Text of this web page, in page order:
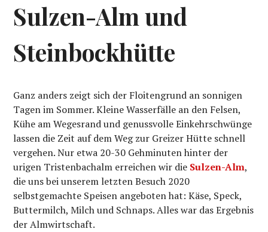
Sulzen-Alm und
Steinbockhütte
Ganz anders zeigt sich der Floitengrund an sonnigen
Tagen im Sommer. Kleine Wasserfälle an den Felsen,
Kühe am Wegesrand und genussvolle Einkehrschwünge
lassen die Zeit auf dem Weg zur Greizer Hütte schnell
vergehen. Nur etwa 20-30 Gehminuten hinter der
urigen Tristenbachalm erreichen wir die Sulzen-Alm,
die uns bei unserem letzten Besuch 2020
selbstgemachte Speisen angeboten hat: Käse, Speck,
Buttermilch, Milch und Schnaps. Alles war das Ergebnis
der Almwirtschaft.